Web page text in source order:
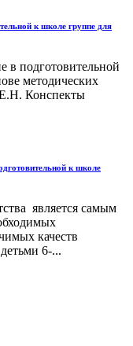
к школе группе для
в подготовительной
методических
Конспекты
к школе
является самым
качеств
6-...